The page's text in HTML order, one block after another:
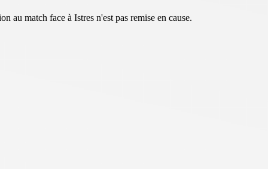
au match face à Istres n'est pas remise en cause.